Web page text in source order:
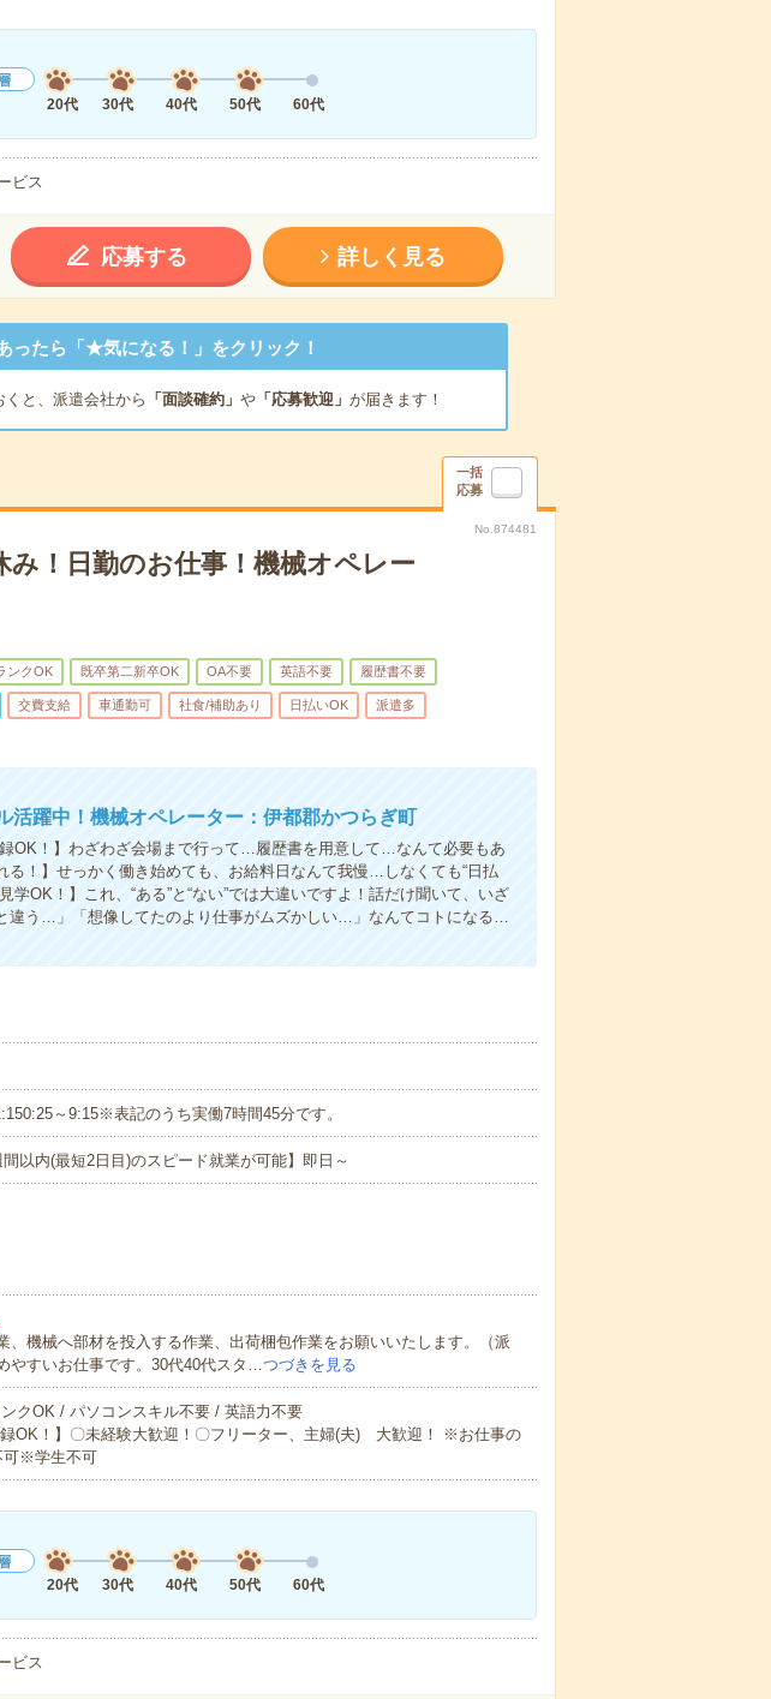
20代
30代 40代 50代 60代
ビス
応募する 詳しく見る
ったら「★気になる！」をクリック！
くと、派遣会社から 「面談確約」 や「応募歓迎」 が届きます！
一括
応募
No.874481
み！日勤のお仕事！機械オペレー
ンクOK 既卒第二新卒OK OA不要 英語不要 履歴書不要
交費支給 車通勤可 社食/補助あり 日払いOK 派遣多
活躍中！機械オペレーター：伊都郡かつらぎ町
OK！】わざわざ会場まで行って…履歴書を用意して…なんて必要もあ
る！】せっかく働き始めても、お給料日なんて我慢…しなくても“日払
学OK！】これ、“ある”と“ない”では大違いですよ！話だけ聞いて、いざ
違う…」「想像してたのより仕事がムズかしい…」なんてコトになる…
～9:15※表記のうち実働7時間45分です。
以内(最短2日目)のスピード就業が可能】即日～
、機械へ部材を投入する作業、出荷梱包作業をお願いいたします。（派
やすいお仕事です。30代40代スタ… つづきを見る
クOK / パソコンスキル不要 / 英語力不要
録OK！】〇未経験大歓迎！〇フリーター、主婦(夫) 大歓迎！ ※お仕事の
可※学生不可
20代
30代 40代 50代 60代
ビス